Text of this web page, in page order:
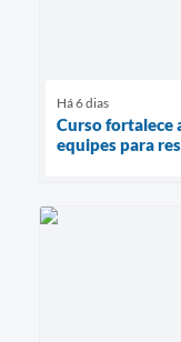
Há 6 dias
Curso fortalece
equipes para